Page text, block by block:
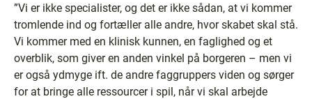
”Vi er ikke specialister, og det er ikke sådan, at vi kommer
tromlende ind og fortæller alle andre, hvor skabet skal stå.
Vi kommer med en klinisk kunnen, en faglighed og et
overblik, som giver en anden vinkel på borgeren – men vi
er også ydmyge ift. de andre faggruppers viden og sørger
for at bringe alle ressourcer i spil, når vi skal arbejde